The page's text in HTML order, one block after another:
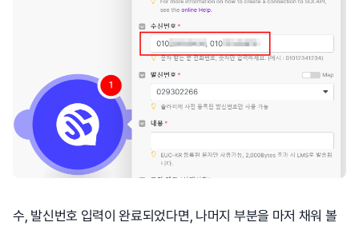
수, 발신번호 입력이 완료되었다면, 나머지 부분을 마저 채워 볼